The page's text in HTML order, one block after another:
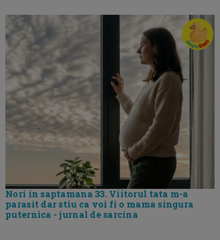
Nori in saptamana 33. Viitorul tata m-a
parasit dar stiu ca voi fi o mama singura
puternica - jurnal de sarcina